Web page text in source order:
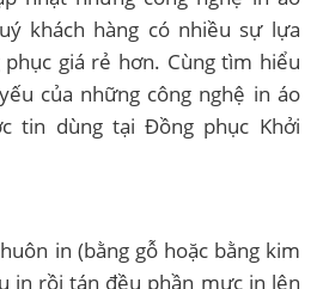
khách hàng có nhiều sự lựa
giá rẻ hơn. Cùng tìm hiểu
của những công nghệ in áo
tin dùng tại Đồng phục Khởi
in (bằng gỗ hoặc bằng kim
in rồi tán đều phần mực in lên